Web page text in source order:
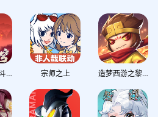
斗破苍穹：斗帝之路 宗师之上 造梦西游之黎尤浩劫篇